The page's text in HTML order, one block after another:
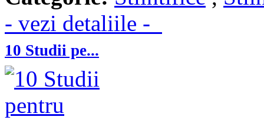
- vezi detaliile -
10 Studii pe...